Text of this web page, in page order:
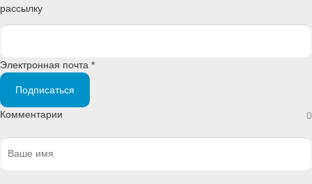
рассылку
Электронная почта *
Подписаться
Комментарии 0